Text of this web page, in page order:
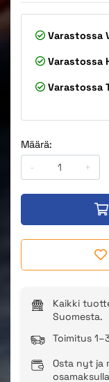
Varastossa
Varastossa
Varastossa
Määrä:
-
+
Kaikki
Suomesta.
Toimitus
Osta nyt ja